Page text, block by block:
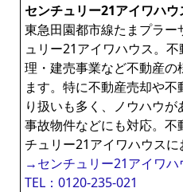
センチュリー21アイワハウ
東急田園都市線たまプラ
ュリー21アイワハウス。
理・建売事業など不動産
ます。特に不動産売却や
り扱いも多く、ノウハウが
事故物件などにも対応。
チュリー21アイワハウスに
→センチュリー21アイワハ
TEL：0120-235-021